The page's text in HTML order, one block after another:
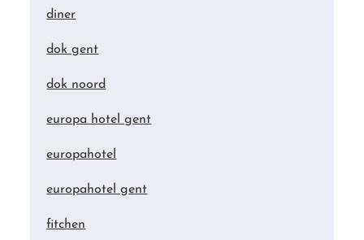
diner
dok gent
dok noord
europa hotel gent
europahotel
europahotel gent
fitchen